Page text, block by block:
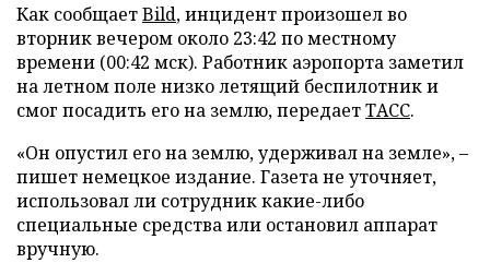
Как сообщаетBild, инцидент произошел во
вторник вечером около 23:42 по местному
времени (00:42 мск). Работник аэропорта заметил
на летном поле низко летящий беспилотник и
смог посадить его на землю, передаетТАСС.
«Он опустил его на землю, удерживал на земле», –
пишет немецкое издание. Газета не уточняет,
использовал ли сотрудник какие-либо
специальные средства или остановил аппарат
вручную.